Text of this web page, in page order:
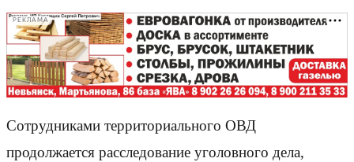
РЕКЛАМА
Сотрудниками территориального ОВД
продолжается расследование уголовного дела,